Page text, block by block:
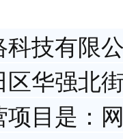
技有限
华强北
目是：